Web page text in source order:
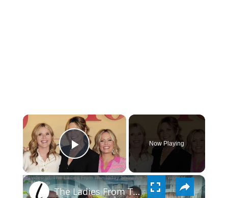
×
PLAY
VIDEO
Now Playing
×
The Ladies From The Today Show Are Stunning Without Makeup